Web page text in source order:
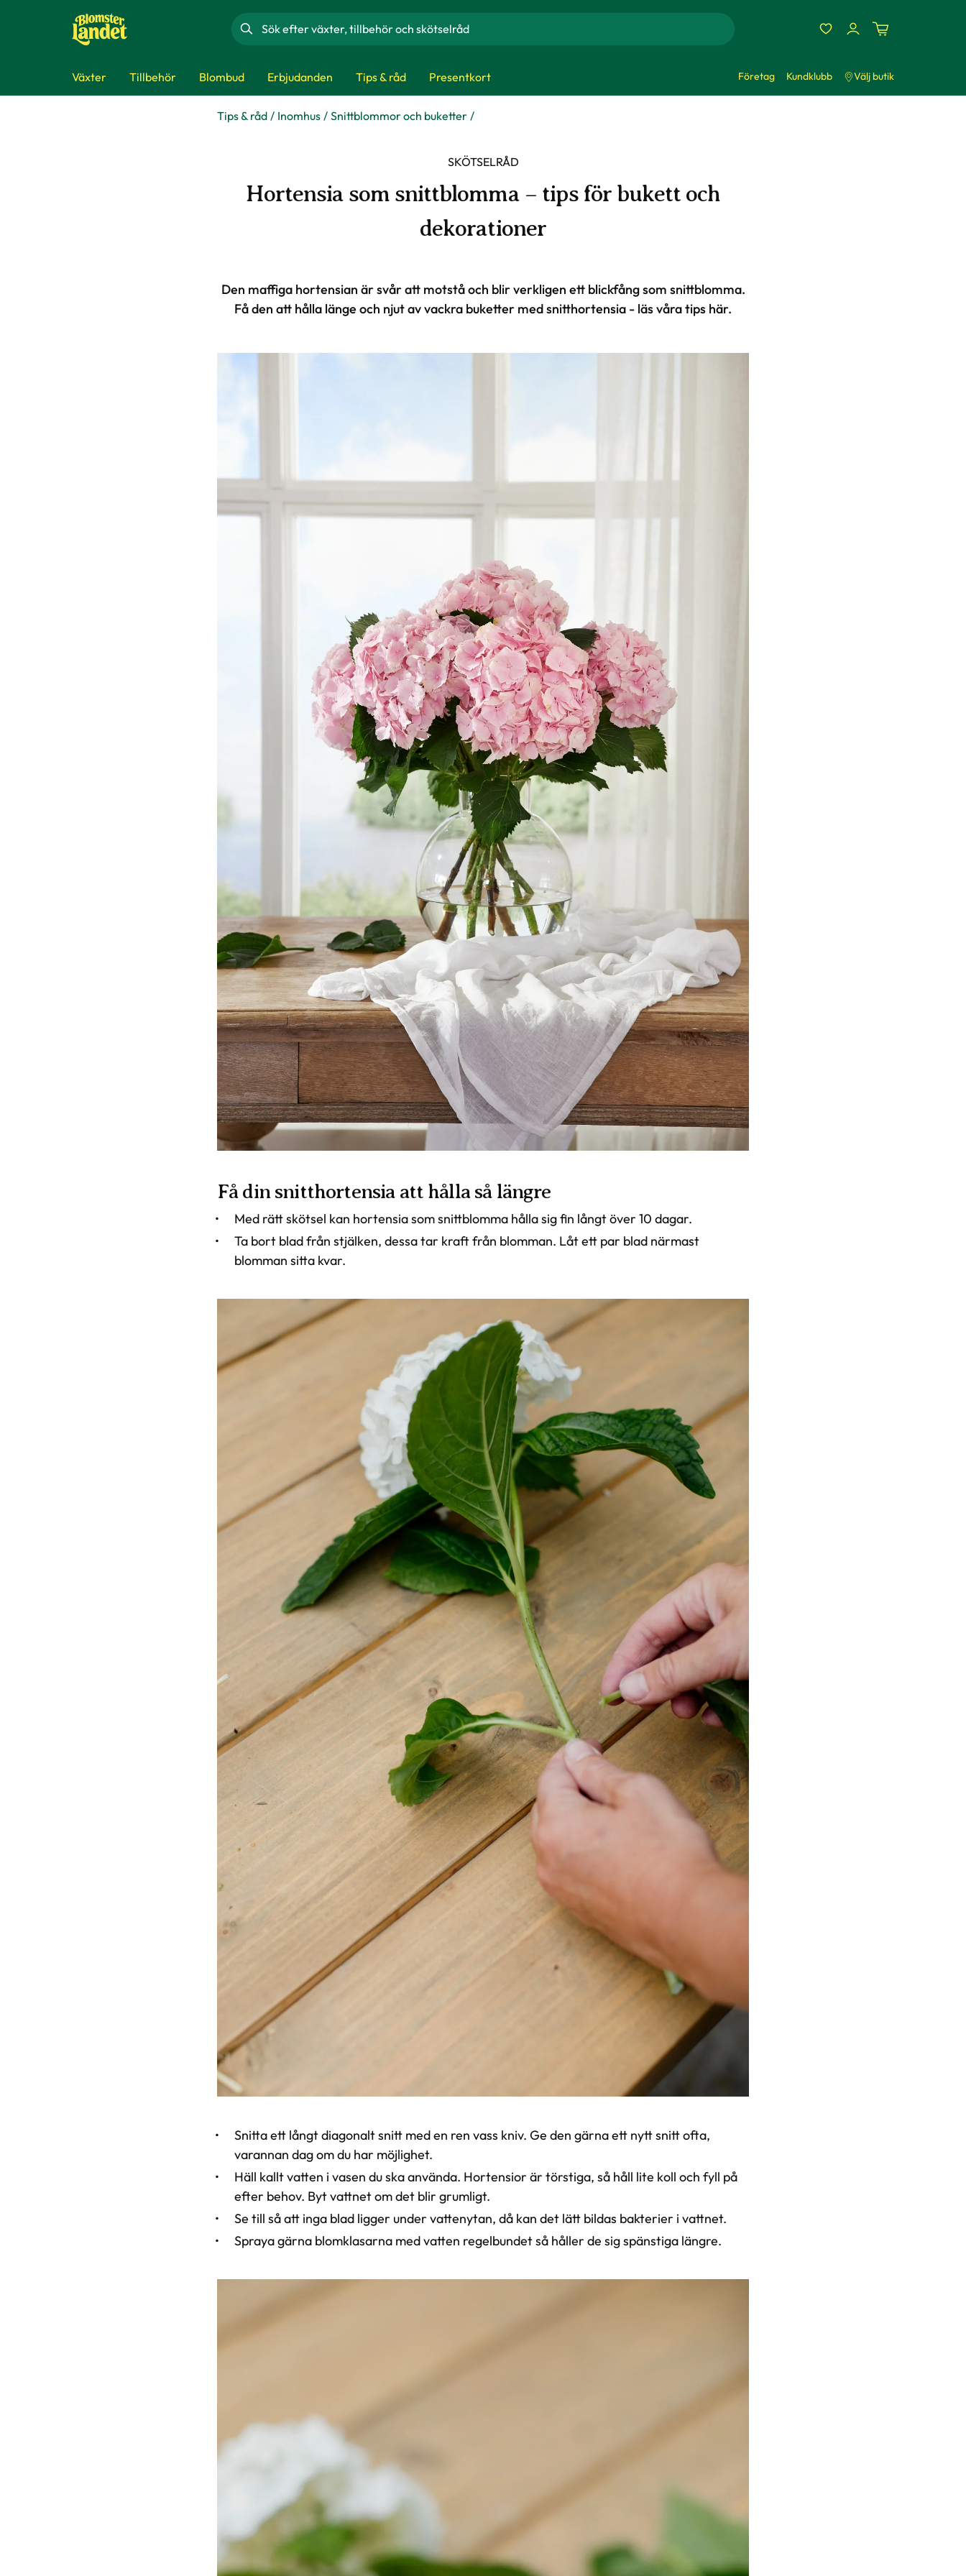
Sök
Växter Tillbehör Blombud Erbjudanden Tips & råd Presentkort Företag Kundklubb Välj butik
Tips & råd Inomhus Snittblommor och buketter
SKÖTSELRÅD
Hortensia som snittblomma – tips för bukett och
dekorationer
Den maffiga hortensian är svår att motstå och blir verkligen ett blickfång som snittblomma.
Få den att hålla länge och njut av vackra buketter med snitthortensia - läs våra tips här.
Få din snitthortensia att hålla så längre
Med rätt skötsel kan hortensia som snittblomma hålla sig fin långt över 10 dagar.
Ta bort blad från stjälken, dessa tar kraft från blomman. Låt ett par blad närmast
blomman sitta kvar.
Snitta ett långt diagonalt snitt med en ren vass kniv. Ge den gärna ett nytt snitt ofta,
varannan dag om du har möjlighet.
Häll kallt vatten i vasen du ska använda. Hortensior är törstiga, så håll lite koll och fyll på
efter behov. Byt vattnet om det blir grumligt.
Se till så att inga blad ligger under vattenytan, då kan det lätt bildas bakterier i vattnet.
Spraya gärna blomklasarna med vatten regelbundet så håller de sig spänstiga längre.